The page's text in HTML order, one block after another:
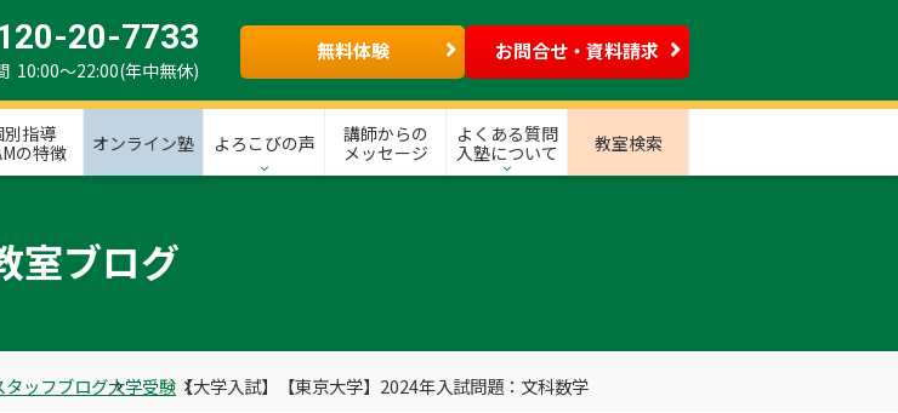
20-7733
10:00～22:00(年中無休)
無料体験 お問合せ・資料請求
別指導
の特徴
オンライン塾 よろこびの声
講師からの
メッセージ
よくある質問
入塾について
教室検索
室ブログ
ッフブログ大学受験 【大学入試】【東京大学】2024年入試問題：文科数学